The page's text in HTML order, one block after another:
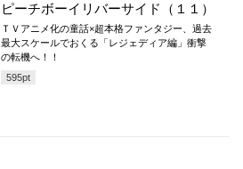
ピーチボーイリバーサイド（１１）
ＴＶアニメ化の童話×超本格ファンタジー、過去
最大スケールでおくる「レジェディア編」衝撃
の転機へ！！
595pt